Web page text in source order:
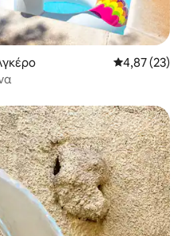
Μέση
4,87 (23)